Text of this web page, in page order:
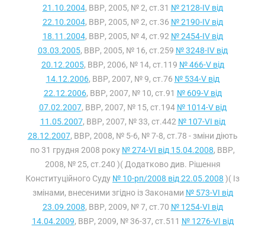
21.10.2004, ВВР, 2005, № 2, ст.31 № 2128-IV від
22.10.2004, ВВР, 2005, № 2, ст.36 № 2190-IV від
18.11.2004, ВВР, 2005, № 4, ст.92 № 2454-IV від
03.03.2005, ВВР, 2005, № 16, ст.259 № 3248-IV від
20.12.2005, ВВР, 2006, № 14, ст.119 № 466-V від
14.12.2006, ВВР, 2007, № 9, ст.76 № 534-V від
22.12.2006, ВВР, 2007, № 10, ст.91 № 609-V від
07.02.2007, ВВР, 2007, № 15, ст.194 № 1014-V від
11.05.2007, ВВР, 2007, № 33, ст.442 № 107-VI від
28.12.2007, ВВР, 2008, № 5-6, № 7-8, ст.78 - зміни діють
по 31 грудня 2008 року № 274-VI від 15.04.2008, ВВР,
2008, № 25, ст.240 )( Додатково див. Рішення
Конституційного Суду № 10-рп/2008 від 22.05.2008 )( Із
змінами, внесеними згідно із Законами № 573-VI від
23.09.2008, ВВР, 2009, № 7, ст.70 № 1254-VI від
14.04.2009, ВВР, 2009, № 36-37, ст.511 № 1276-VI від